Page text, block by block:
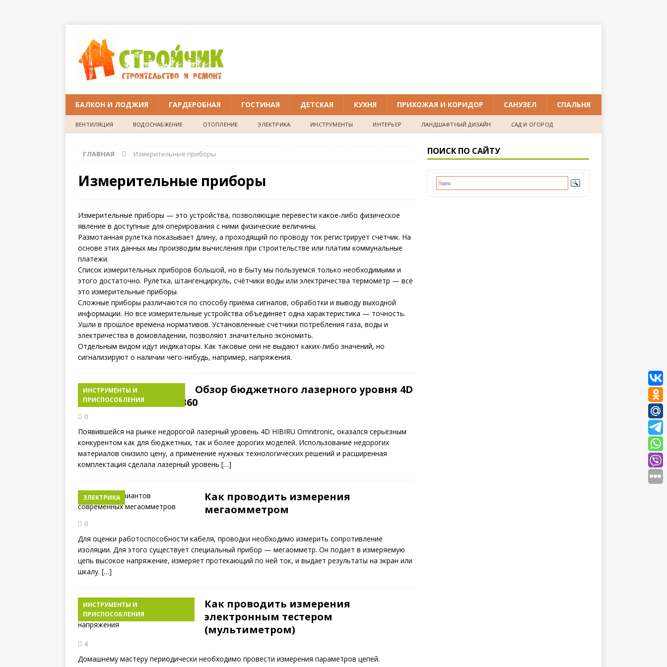
БАЛКОН И ЛОДЖИЯ ГАРДЕРОБНАЯ ГОСТИНАЯ ДЕТСКАЯ КУХНЯ ПРИХОЖАЯ И КОРИДОР САНУЗЕЛ СПАЛЬНЯ
ВЕНТИЛЯЦИЯ ВОДОСНАБЖЕНИЕ ОТОПЛЕНИЕ ЭЛЕКТРИКА ИНСТРУМЕНТЫ ИНТЕРЬЕР ЛАНДШАФТНЫЙ ДИЗАЙН САД И ОГОРОД
ГЛАВНАЯ Измерительные приборы
Измерительные приборы
Измерительные приборы — это устройства, позволяющие перевести какое-либо физическое
явление в доступные для оперирования с ними физические величины.
Размотанная рулетка показывает длину, а проходящий по проводу ток регистрирует счётчик. На
основе этих данных мы производим вычисления при строительстве или платим коммунальные
платежи.
Список измерительных приборов большой, но в быту мы пользуемся только необходимыми и
этого достаточно. Рулетка, штангенциркуль, счётчики воды или электричества термометр — всё
это измерительные приборы.
Сложные приборы различаются по способу приёма сигналов, обработки и выводу выходной
информации. Но все измерительные устройства объединяет одна характеристика — точность.
Ушли в прошлое времена нормативов. Установленные счётчики потребления газа, воды и
электричества в домовладении, позволяют значительно экономить.
Отдельным видом идут индикаторы. Как таковые они не выдают каких-либо значений, но
сигнализируют о наличии чего-нибудь, например, напряжения.
ИНСТРУМЕНТЫ И
ПРИСПОСОБЛЕНИЯ
Обзор бюджетного лазерного уровня 4D
Hibiru Omnitronic 4360
0
Появившейся на рынке недорогой лазерный уровень 4D HIBIRU Omnitronic, оказался серьёзным
конкурентом как для бюджетных, так и более дорогих моделей. Использование недорогих
материалов снизило цену, а применение нужных технологических решений и расширенная
комплектация сделала лазерный уровень […]
ЭЛЕКТРИКА
Как проводить измерения
мегаомметром
0
Для оценки работоспособности кабеля, проводки необходимо измерить сопротивление
изоляции. Для этого существует специальный прибор — мегаомметр. Он подает в измеряемую
цепь высокое напряжение, измеряет протекающий по ней ток, и выдает результаты на экран или
шкалу. […]
ИНСТРУМЕНТЫ И
ПРИСПОСОБЛЕНИЯ
Как проводить измерения
электронным тестером
(мультиметром)
4
Домашнему мастеру периодически необходимо провести измерения параметров цепей.
ПОИСК ПО САЙТУ